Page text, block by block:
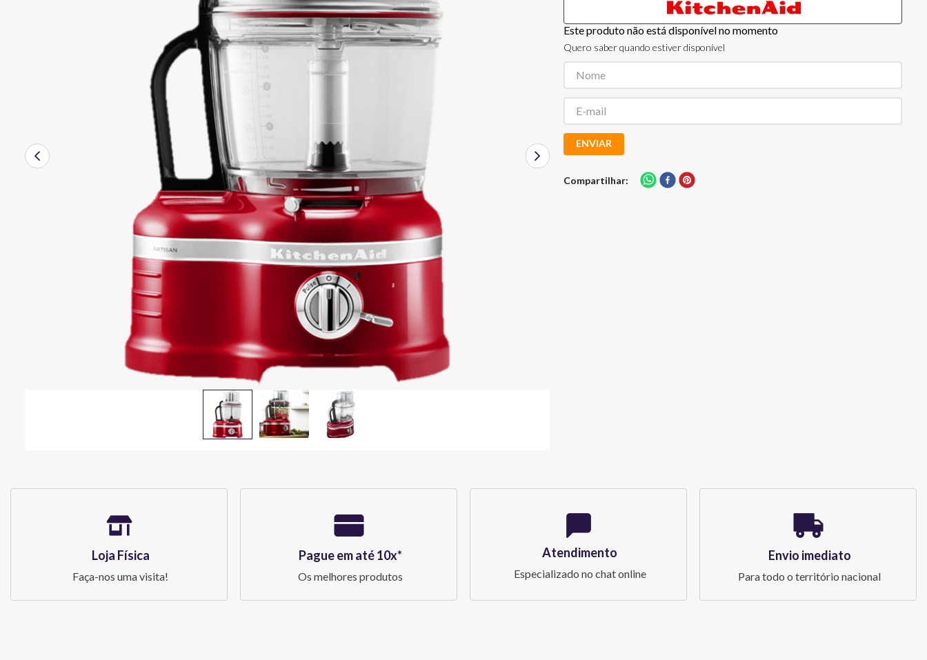
Este produto não está disponível no momento
Quero saber quando estiver disponível
ENVIAR
Compartilhar
Loja Física
Faça-nos uma visita!
Pague em até 10x*
Os melhores produtos
Atendimento
Especializado no chat online
Envio imediato
Para todo o território nacional